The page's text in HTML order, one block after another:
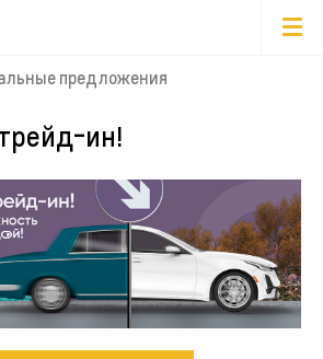
предложения
ин!